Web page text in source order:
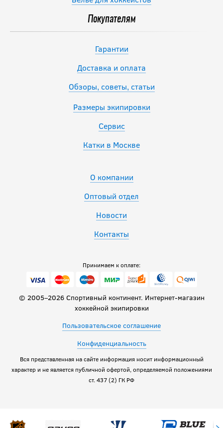
Покупателям
Гарантии
Доставка и оплата
Обзоры, советы, статьи
Размеры экипировки
Сервис
Катки в Москве
О компании
Оптовый отдел
Новости
Контакты
Принимаем к оплате:
© 2005–2026 Спортивный континент. Интернет-магазин
хоккейной экипировки
Пользовательское соглашение
Конфиденциальность
Вся представленная на сайте информация носит информационный
характер и не является публичной офертой, определяемой положениями
ст. 437 (2) ГК РФ